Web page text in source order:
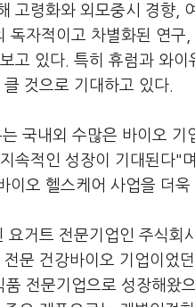
고령화와 외모중시 경향,
독자적이고 차별화된 연
고 있다. 특히 휴럼과 와
것으로 기대하고 있다.
국내외 수많은 바이오
속적인 성장이 기대된다"
이오 헬스케어 사업을 더
거트 전문기업인 주식
문 건강바이오 기업이었
품 전문기업으로 성장해